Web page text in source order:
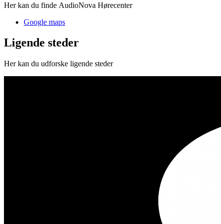
Her kan du finde AudioNova Hørecenter
Google maps
Ligende steder
Her kan du udforske ligende steder